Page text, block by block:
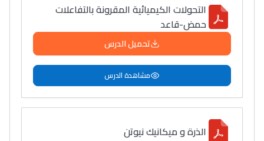
التحولات الكيميائية المقرونة بالتفاعلات
حمض-قاعد
تحميل الدرس
مشاهدة الدرس
الذرة و ميكانيك نيوتن